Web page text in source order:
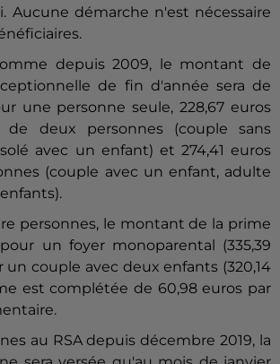
Aucune démarche n'est nécessaire
depuis 2009, le montant de
de fin d'année sera de
une personne seule, 228,67 euros
deux personnes (couple sans
avec un enfant) et 274,41 euros
(couple avec un enfant, adulte
personnes, le montant de la prime
un foyer monoparental (335,39
un couple avec deux enfants (320,14
est complétée de 60,98 euros par
au RSA depuis décembre 2019, la